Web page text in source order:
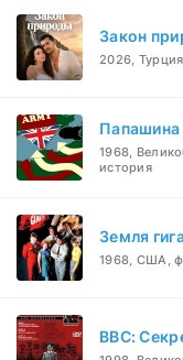
Закон
2026,
1968,
история
Земля
1968, США,
BBC: